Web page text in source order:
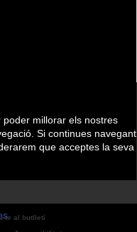
millorar els nostres
Si continues navegant
que acceptes la seva
te al butlletí